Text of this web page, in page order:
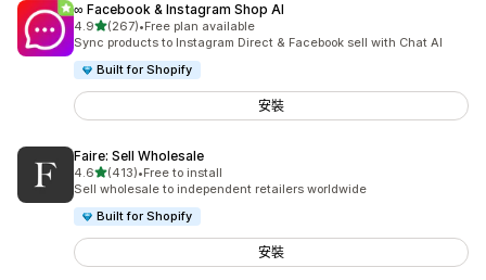
∞ Facebook & Instagram Shop AI
4.9滿分 5 顆星
(267)
共有 267 則評價
•Free plan available
Sync products to Instagram Direct & Facebook sell with Chat AI
Built for Shopify
安裝
Faire: Sell Wholesale
4.6滿分 5 顆星
(413)
共有 413 則評價
•Free to install
Sell wholesale to independent retailers worldwide
Built for Shopify
安裝